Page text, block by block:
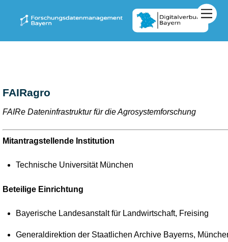
FAIRagro
FAIRe Dateninfrastruktur für die Agrosystemforschung
Mitantragstellende Institution
Technische Universität München
Beteilige Einrichtung
Bayerische Landesanstalt für Landwirtschaft, Freising
Generaldirektion der Staatlichen Archive Bayerns,